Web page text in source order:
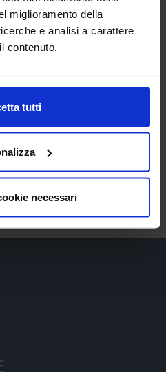
miglioramento della
e analisi a carattere
contenuto.
tutti
necessari
con SEFFILLER si esplica
nei tessuti come
sicuro e indolore,
per i tessuti e può
estetici.
impegno